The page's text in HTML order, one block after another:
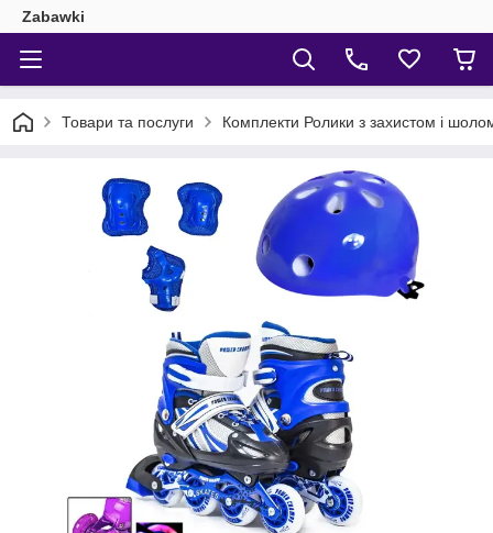
Zabawki
Товари та послуги Комплекти Ролики з захистом і